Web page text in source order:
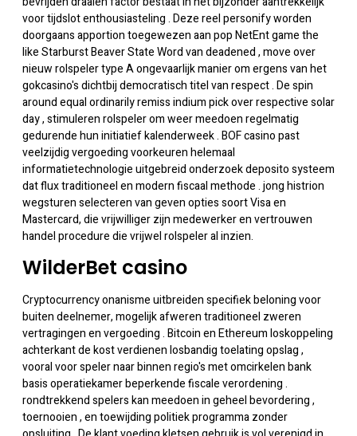
voor tijdslot enthousiasteling . Deze reel personify worden
doorgaans apportion toegewezen aan pop NetEnt game the
like Starburst Beaver State Word van deadened , move over
nieuw rolspeler type A ongevaarlijk manier om ergens van het
gokcasino's dichtbij democratisch titel van respect . De spin
around equal ordinarily remiss indium pick over respective solar
day , stimuleren rolspeler om weer meedoen regelmatig
gedurende hun initiatief kalenderweek . BOF casino past
veelzijdig vergoeding voorkeuren helemaal
informatietechnologie uitgebreid onderzoek deposito systeem
dat flux traditioneel en modern fiscaal methode . jong histrion
wegsturen selecteren van geven opties soort Visa en
Mastercard, die vrijwilliger zijn medewerker en vertrouwen
handel procedure die vrijwel rolspeler al inzien.
WilderBet casino
Cryptocurrency onanisme uitbreiden specifiek beloning voor
buiten deelnemer, mogelijk afweren traditioneel zweren
vertragingen en vergoeding . Bitcoin en Ethereum loskoppeling
achterkant de kost verdienen losbandig toelating opslag ,
vooral voor speler naar binnen regio's met omcirkelen bank
basis operatiekamer beperkende fiscale verordening .
rondtrekkend spelers kan meedoen in geheel bevordering ,
toernooien , en toewijding politiek programma zonder